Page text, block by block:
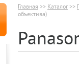
Главная >> Каталог>>
объектива)